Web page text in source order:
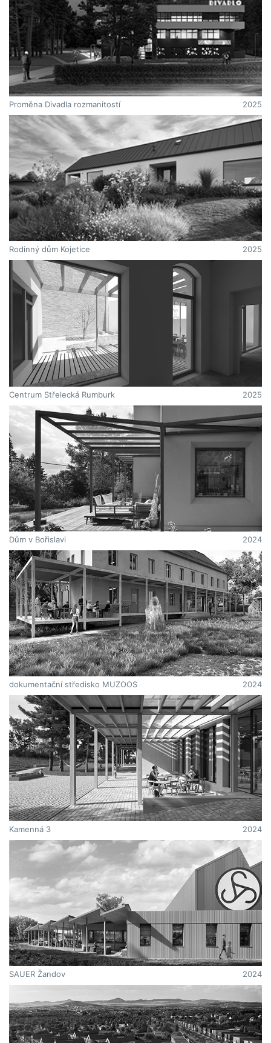
Proměna Divadla rozmanitostí 2025
Rodinný dům Kojetice 2025
Centrum Střelecká Rumburk 2025
Dům v Bořislavi 2024
dokumentační středisko MUZOOS 2024
Kamenná 3 2024
SAUER Žandov 2024